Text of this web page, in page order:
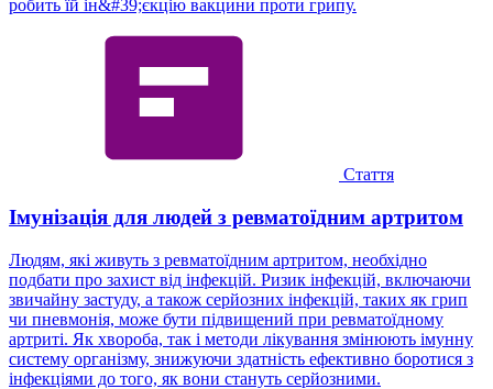
Стаття
Імунізація для людей з ревматоїдним артритом
Людям, які живуть з ревматоїдним артритом, необхідно
подбати про захист від інфекцій. Ризик інфекцій, включаючи
звичайну застуду, а також серйозних інфекцій, таких як грип
чи пневмонія, може бути підвищений при ревматоїдному
артриті. Як хвороба, так і методи лікування змінюють імунну
систему організму, знижуючи здатність ефективно боротися з
інфекціями до того, як вони стануть серйозними.